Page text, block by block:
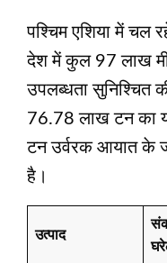
पश्चिम एशिया में चल
देश में कुल 97 लाख
उपलब्धता सुनिश्चित
76.78 लाख टन का
टन उर्वरक आयात के
है।
उत्पाद